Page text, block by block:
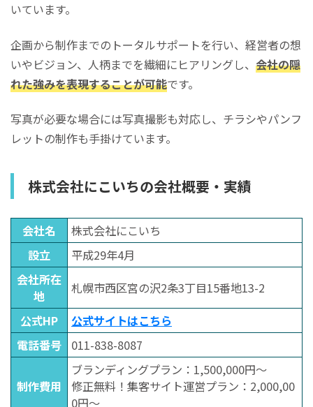
いています。
企画から制作までのトータルサポートを行い、経営者の想
いやビジョン、人柄までを繊細にヒアリングし、 会社の隠
れた強みを表現することが可能です。
写真が必要な場合には写真撮影も対応し、チラシやパンフ
レットの制作も手掛けています。
株式会社にこいちの会社概要・実績
会社名
株式会社にこいち
設立
平成29年4月
会社所在
地
札幌市西区宮の沢2条3丁目15番地13-2
公式HP
公式サイトはこちら
電話番号
011-838-8087
制作費用
ブランディングプラン：1,500,000円～
修正無料！集客サイト運営プラン：2,000,00
0円～